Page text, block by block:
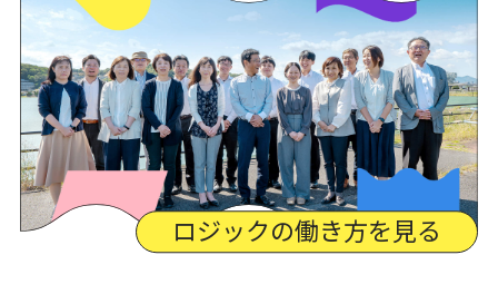
ロジックの働き方を見る